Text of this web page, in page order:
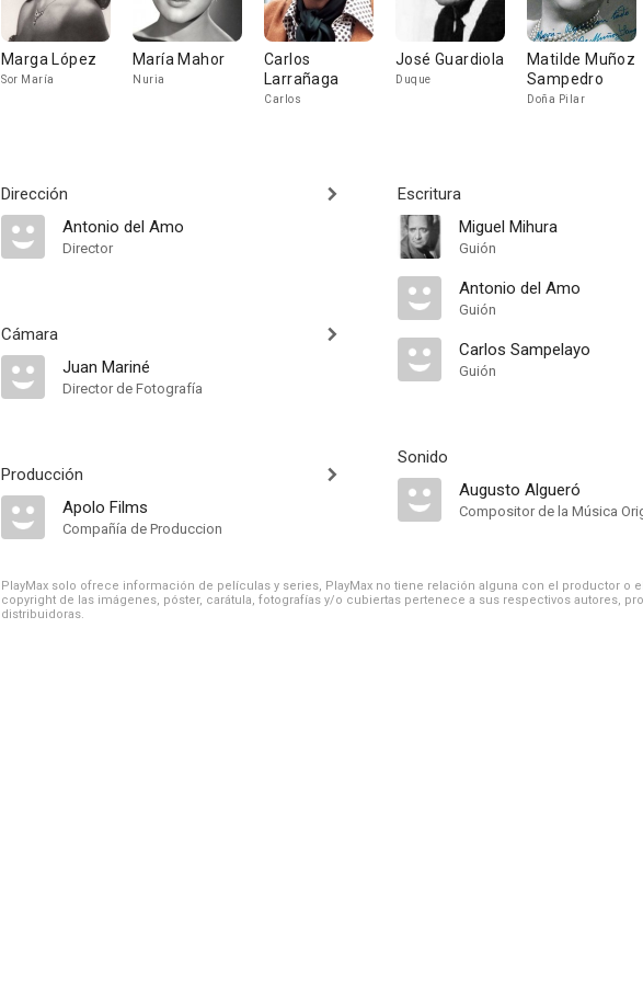
Marga López
Sor María
María Mahor
Nuria
Carlos
Larrañaga
Carlos
José Guardiola
Duque
Matilde Muñoz
Sampedro
Doña Pilar
Dirección
Antonio del Amo
Director
Cámara
Juan Mariné
Director de Fotografía
Producción
Apolo Films
Compañía de Produccion
Escritura
Miguel Mihura
Guión
Antonio del Amo
Guión
Carlos Sampelayo
Guión
Sonido
Augusto Algueró
Compositor de la Música
PlayMax solo ofrece información de películas y series, PlayMax no tiene relación alguna con el productor o
copyright de las imágenes, póster, carátula, fotografías y/o cubiertas pertenece a sus respectivos autores,
distribuidoras.